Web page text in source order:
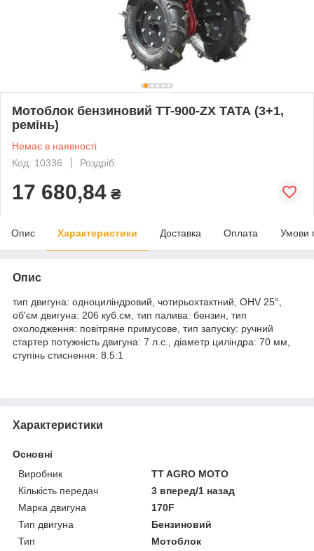
Мотоблок бензиновий TT-900-ZX ТАТА (3+1,
ремінь)
Немає в наявності
Код: 10336
Роздріб
17 680,84 ₴
Опис Характеристики Доставка Оплата Умови
Опис
тип двигуна: одноциліндровий, чотирьохтактний, OHV 25°,
об'єм двигуна: 206 куб.см, тип палива: бензин, тип
охолодження: повітряне примусове, тип запуску: ручний
стартер потужність двигуна: 7 л.с., діаметр циліндра: 70 мм,
ступінь стиснення: 8.5:1
Характеристики
Основні
Виробник
TT AGRO MOTO
Кількість передач
3 вперед/1 назад
Марка двигуна
170F
Тип двигуна
Бензиновий
Тип
Мотоблок